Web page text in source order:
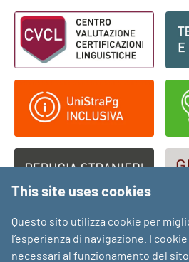
Footer - Loghi
This site uses cookies
Questo sito utilizza cookie per
l’esperienza di navigazione. I
necessari al funzionamento del